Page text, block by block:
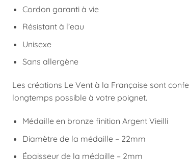
Cordon garanti à vie
Résistant à l’eau
Unisexe
Sans allergène
Les créations Le Vent à la Française sont
longtemps possible à votre poignet.
Médaille en bronze finition Argent Vieilli
Diamètre de la médaille – 22mm
Épaisseur de la médaille – 2mm